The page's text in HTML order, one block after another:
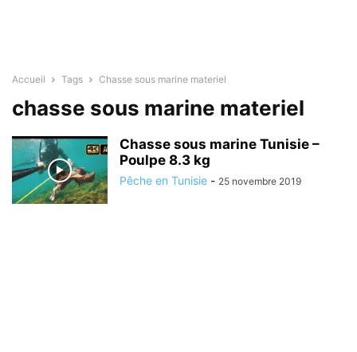
Accueil Tags Chasse sous marine materiel
chasse sous marine materiel
Chasse sous marine Tunisie –
Poulpe 8.3 kg
Pêche en Tunisie - 25 novembre 2019